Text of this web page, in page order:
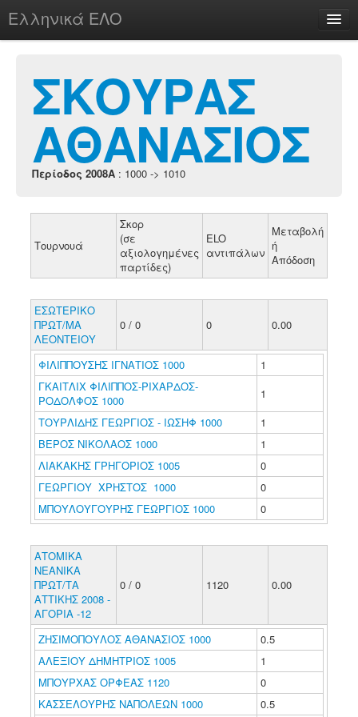
Ελληνικά ΕΛΟ
chesstu.be @ discord
Login
ΣΚΟΥΡΑΣ
ΑΘΑΝΑΣΙΟΣ
Περίοδος 2008A : 1000 -> 1010
Τουρνουά
Σκορ
(σε
αξιολογημένες
παρτίδες)
ELO
αντιπάλων
Μεταβολή
ή
Απόδοση
ΕΣΩΤΕΡΙΚΟ
ΠΡΩΤ/ΜΑ
ΛΕΟΝΤΕΙΟΥ
0 / 0 0 0.00
ΦΙΛΙΠΠΟΥΣΗΣ ΙΓΝΑΤΙΟΣ 1000
1
ΓΚΑΙΤΛΙΧ ΦΙΛΙΠΠΟΣ-ΡΙΧΑΡΔΟΣ-
ΡΟΔΟΛΦΟΣ 1000
1
ΤΟΥΡΛΙΔΗΣ ΓΕΩΡΓΙΟΣ - ΙΩΣΗΦ 1000
1
ΒΕΡΟΣ ΝΙΚΟΛΑΟΣ 1000
1
ΛΙΑΚΑΚΗΣ ΓΡΗΓΟΡΙΟΣ 1005
0
ΓΕΩΡΓΙΟΥ ΧΡΗΣΤΟΣ 1000
0
ΜΠΟΥΛΟΥΓΟΥΡΗΣ ΓΕΩΡΓΙΟΣ 1000
0
ΑΤΟΜΙΚΑ
ΝΕΑΝΙΚΑ
ΠΡΩΤ/ΤΑ
ΑΤΤΙΚΗΣ 2008 -
ΑΓΟΡΙΑ -12
0 / 0 1120 0.00
ΖΗΣΙΜΟΠΟΥΛΟΣ ΑΘΑΝΑΣΙΟΣ 1000
0.5
ΑΛΕΞΙΟΥ ΔΗΜΗΤΡΙΟΣ 1005
1
ΜΠΟΥΡΧΑΣ ΟΡΦΕΑΣ 1120
0
ΚΑΣΣΕΛΟΥΡΗΣ ΝΑΠΟΛΕΩΝ 1000
0.5